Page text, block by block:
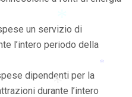
un servizio di
l’intero periodo della
dipendenti per la
durante l’intero
*